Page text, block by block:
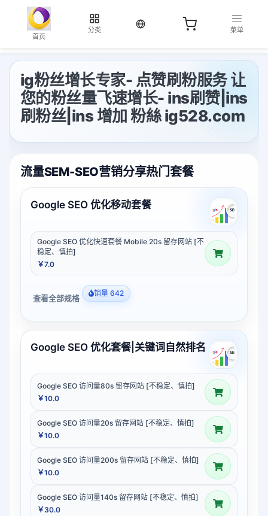
首页
分类
当前语言：中文
菜单
ig粉丝增长专家- 点赞刷粉服务 让
您的粉丝量飞速增长- ins刷赞|ins
刷粉丝|ins 增加 粉絲 ig528.com
流量SEM-SEO营销分享热门套餐
Google SEO 优化移动套餐
Google SEO 优化快速套餐 Mobile 20s 留存网站 [不
稳定、慎拍]
￥7.0
查看全部规格 销量 642
Google SEO 优化套餐|关键词自然排名
Google SEO 访问量80s 留存网站 [不稳定、慎拍]
￥10.0
Google SEO 访问量20s 留存网站 [不稳定、慎拍]
￥10.0
Google SEO 访问量200s 留存网站 [不稳定、慎拍]
￥10.0
Google SEO 访问量140s 留存网站 [不稳定、慎拍]
￥30.0